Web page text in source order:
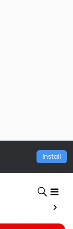
Install